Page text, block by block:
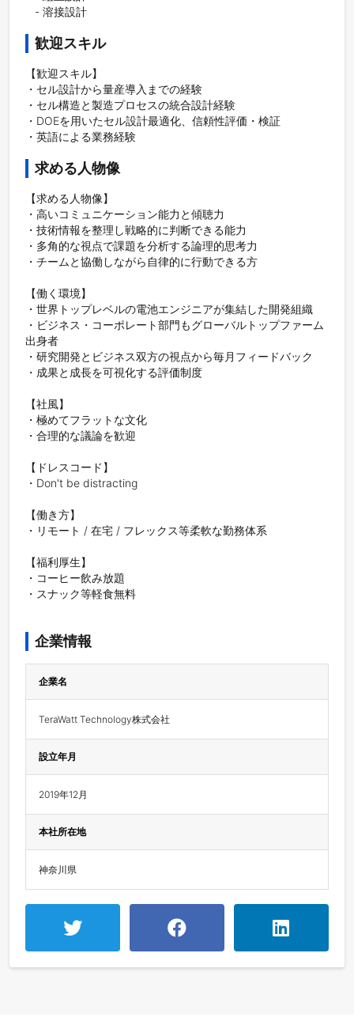
歓迎スキル
【歓迎スキル】
・セル設計から量産導入までの経験
・セル構造と製造プロセスの統合設計経験
・DOEを用いたセル設計最適化、信頼性評価・検証
求める人物像
【求める人物像】
・高いコミュニケーション能力と傾聴力
・技術情報を整理し戦略的に判断できる能力
・多角的な視点で課題を分析する論理的思考力
・チームと協働しながら自律的に行動できる方
【働く環境】
・世界トップレベルの電池エンジニアが集結した開発組織
・ビジネス・コーポレート部門もグローバルトップファーム
出身者
・研究開発とビジネス双方の視点から毎月フィードバック
・成果と成長を可視化する評価制度
【社風】
・極めてフラットな文化
・合理的な議論を歓迎
【ドレスコード】
・Don't be distracting
【働き方】
・リモート / 在宅 / フレックス等柔軟な勤務体系
【福利厚生】
・コーヒー飲み放題
・スナック等軽食無料
企業情報
企業名
TeraWatt Technology株式会社
設立年月
2019年12月
本社所在地
神奈川県